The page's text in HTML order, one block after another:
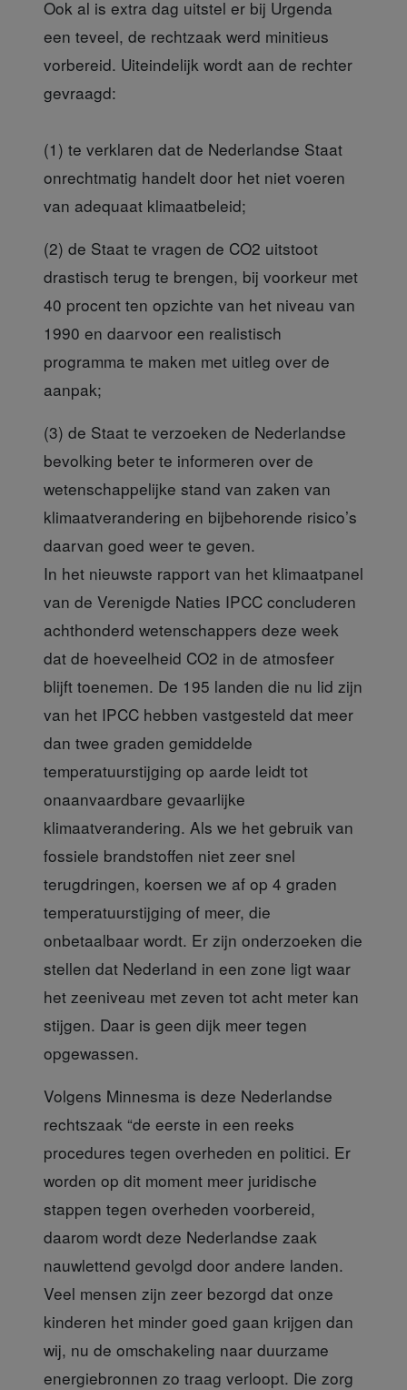
Ook al is extra dag uitstel er bij Urgenda
een teveel, de rechtzaak werd minitieus
vorbereid. Uiteindelijk wordt aan de rechter
gevraagd:
(1) te verklaren dat de Nederlandse Staat
onrechtmatig handelt door het niet voeren
van adequaat klimaatbeleid;
(2) de Staat te vragen de CO2 uitstoot
drastisch terug te brengen, bij voorkeur met
40 procent ten opzichte van het niveau van
1990 en daarvoor een realistisch
programma te maken met uitleg over de
aanpak;
(3) de Staat te verzoeken de Nederlandse
bevolking beter te informeren over de
wetenschappelijke stand van zaken van
klimaatverandering en bijbehorende risico’s
daarvan goed weer te geven.
In het nieuwste rapport van het klimaatpanel
van de Verenigde Naties IPCC concluderen
achthonderd wetenschappers deze week
dat de hoeveelheid CO2 in de atmosfeer
blijft toenemen. De 195 landen die nu lid zijn
van het IPCC hebben vastgesteld dat meer
dan twee graden gemiddelde
temperatuurstijging op aarde leidt tot
onaanvaardbare gevaarlijke
klimaatverandering. Als we het gebruik van
fossiele brandstoffen niet zeer snel
terugdringen, koersen we af op 4 graden
temperatuurstijging of meer, die
onbetaalbaar wordt. Er zijn onderzoeken die
stellen dat Nederland in een zone ligt waar
het zeeniveau met zeven tot acht meter kan
stijgen. Daar is geen dijk meer tegen
opgewassen.
Volgens Minnesma is deze Nederlandse
rechtszaak “de eerste in een reeks
procedures tegen overheden en politici. Er
worden op dit moment meer juridische
stappen tegen overheden voorbereid,
daarom wordt deze Nederlandse zaak
nauwlettend gevolgd door andere landen.
Veel mensen zijn zeer bezorgd dat onze
kinderen het minder goed gaan krijgen dan
wij, nu de omschakeling naar duurzame
energiebronnen zo traag verloopt. Die zorg